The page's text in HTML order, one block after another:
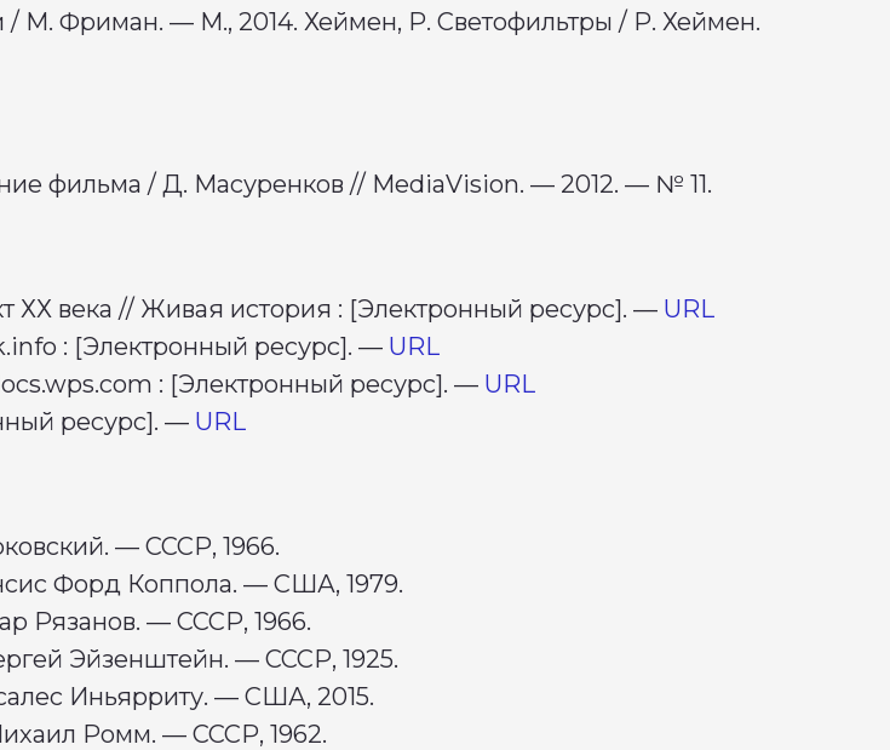
Фриман. — М., 2014. Хеймен, Р. Светофильтры / Р. Хеймен.
фильма / Д. Масуренков // MediaVision. — 2012. — № 11.
века // Живая история : [Электронный ресурс]. — URL
: [Электронный ресурс]. — URL
: [Электронный ресурс]. — URL
ресурс]. — URL
— СССР, 1966.
Форд Коппола. — США, 1979.
Рязанов. — СССР, 1966.
Эйзенштейн. — СССР, 1925.
Иньярриту. — США, 2015.
Ромм. — СССР, 1962.